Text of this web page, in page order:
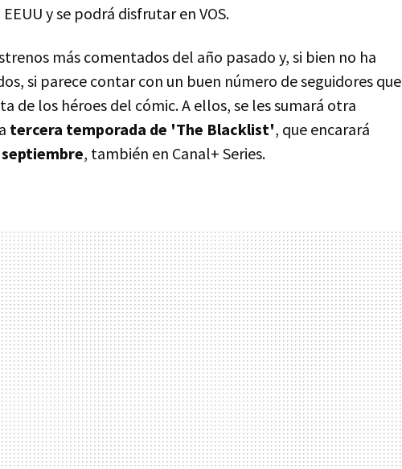
y se podrá disfrutar en VOS.
más comentados del año pasado y, si bien no ha
si parece contar con un buen número de seguidores que
de los héroes del cómic. A ellos, se les sumará otra
tercera temporada de 'The Blacklist', que encarará
septiembre, también en Canal+ Series.